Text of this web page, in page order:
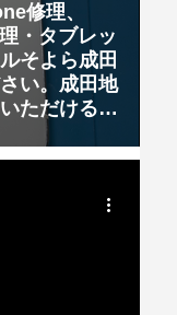
修理、
・タブレッ
そよら成田
い。成田地
ただける
。